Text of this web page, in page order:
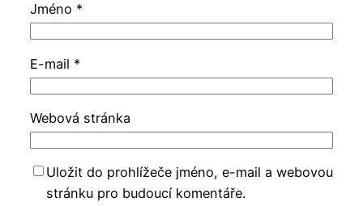
Jméno *
E-mail *
Webová stránka
Uložit do prohlížeče jméno, e-mail a webovou
stránku pro budoucí komentáře.